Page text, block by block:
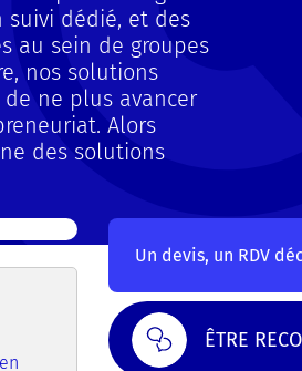
suivi dédié, et des
au sein de groupes
nos solutions
ne plus avancer
Alors
des solutions
Un devis, un RDV
ÊTRE